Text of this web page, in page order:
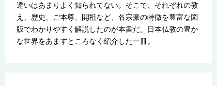
違いはあまりよく知られてない。そこで、それぞれの教
え、歴史、ご本尊、開祖など、各宗派の特徴を豊富な図
版でわかりやすく解説したのが本書だ。日本仏教の豊か
な世界をあますところなく紹介した一冊。